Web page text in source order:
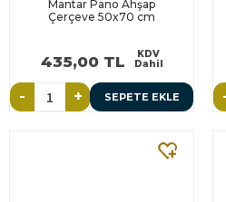
Mantar Pano Ahşap
Çerçeve 50x70 cm
435,00 TL
KDV
Dahil
- + SEPETE EKLE